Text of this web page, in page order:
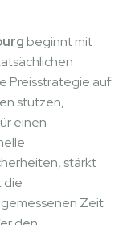
beginnt mit
Preisstrategie auf
stützen,
einen
stärkt
die
Zeit